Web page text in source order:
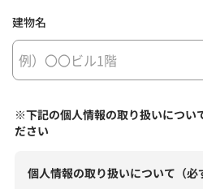
建物名
※下記の個人情報の取り扱いについ
ださい
個人情報の取り扱いについて（必